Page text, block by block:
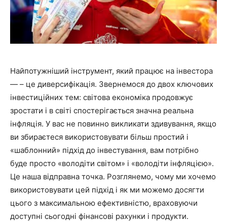
Найпотужніший інструмент, який працює на інвестора
— – це диверсифікація. Звернемося до двох ключових
інвестиційних тем: світова економіка продовжує
зростати і в світі спостерігається значна реальна
інфляція. У вас не повинно викликати здивування, якщо
ви збираєтеся використовувати більш простий і
«шаблонний» підхід до інвестування, вам потрібно
буде просто «володіти світом» і «володіти інфляцією».
Це наша відправна точка. Розглянемо, чому ми хочемо
використовувати цей підхід і як ми можемо досягти
цього з максимальною ефективністю, враховуючи
доступні сьогодні фінансові рахунки і продукти.